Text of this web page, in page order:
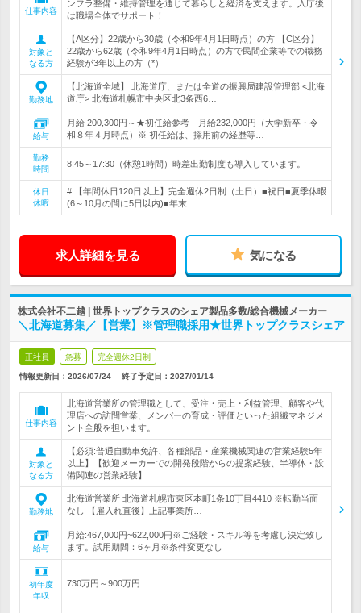
仕事内容
ンフラ整備・維持管理を通じて暮らしと経済を支えます。入庁後
は職場全体でサポート！
対象と
なる方
【A区分】22歳から30歳（令和9年4月1日時点）の方 【C区分】
22歳から62歳（令和9年4月1日時点）の方で民間企業等での職務
経験が3年以上の方（*）
勤務地
【北海道全域】 北海道庁、または全道の振興局建設管理部 <北海
道庁> 北海道札幌市中央区北3条西6…
給与
月給 200,300円～★初任給参考 月給232,000円（大学新卒・令
和８年４月時点）※ 初任給は、採用前の経歴等…
勤務
時間
8:45～17:30（休憩1時間）時差出勤制度も導入しています。
休日
休暇
# 【年間休日120日以上】完全週休2日制（土日）■祝日■夏季休暇
(6～10月の間に5日以内)■年末…
求人詳細を見る 気になる
株式会社不二越 | 世界トップクラスのシェア製品多数/総合機械メーカー
＼北海道募集／【営業】※管理職採用★世界トップクラスシェア
正社員 急募 完全週休2日制
情報更新日：2026/07/24 終了予定日： 2027/01/14
仕事内容
北海道営業所の管理職として、受注・売上・利益管理、顧客や代
理店への訪問営業、メンバーの育成・評価といった組織マネジメ
ント全般を担います。
対象と
なる方
【必須:普通自動車免許、各種部品・産業機械関連の営業経験5年
以上】【歓迎メーカーでの開発段階からの提案経験、半導体・設
備関連の営業経験】
勤務地
北海道営業所 北海道札幌市東区本町1条10丁目4410 ※転勤当面
なし 【雇入れ直後】上記事業所…
給与
月給:467,000円~622,000円※ご経験・スキル等を考慮し決定致し
ます。試用期間：6ヶ月※条件変更なし
初年度
年収
730万円～900万円